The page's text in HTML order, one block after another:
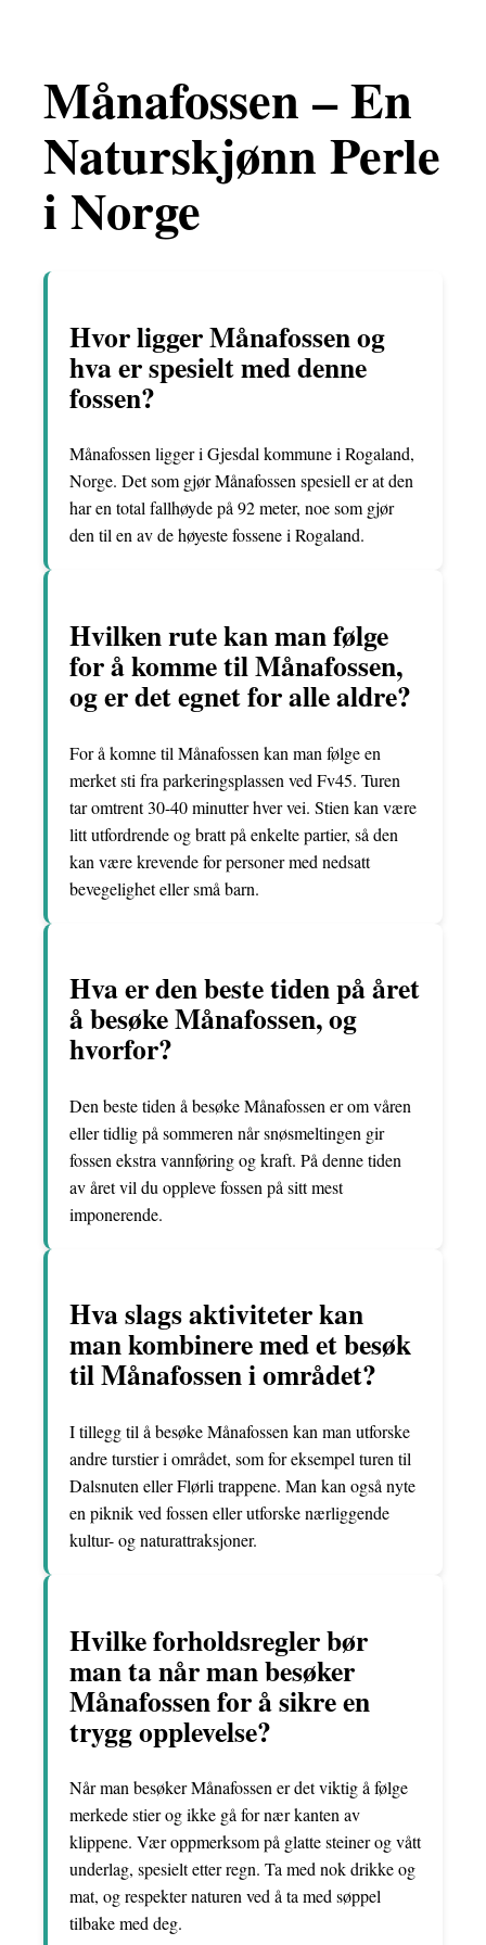
Månafossen – En
Naturskjønn Perle
i Norge
Hvor ligger Månafossen og
hva er spesielt med denne
fossen?
Månafossen ligger i Gjesdal kommune i Rogaland,
Norge. Det som gjør Månafossen spesiell er at den
har en total fallhøyde på 92 meter, noe som gjør
den til en av de høyeste fossene i Rogaland.
Hvilken rute kan man følge
for å komme til Månafossen,
og er det egnet for alle aldre?
For å komne til Månafossen kan man følge en
merket sti fra parkeringsplassen ved Fv45. Turen
tar omtrent 30-40 minutter hver vei. Stien kan være
litt utfordrende og bratt på enkelte partier, så den
kan være krevende for personer med nedsatt
bevegelighet eller små barn.
Hva er den beste tiden på året
å besøke Månafossen, og
hvorfor?
Den beste tiden å besøke Månafossen er om våren
eller tidlig på sommeren når snøsmeltingen gir
fossen ekstra vannføring og kraft. På denne tiden
av året vil du oppleve fossen på sitt mest
imponerende.
Hva slags aktiviteter kan
man kombinere med et besøk
til Månafossen i området?
I tillegg til å besøke Månafossen kan man utforske
andre turstier i området, som for eksempel turen til
Dalsnuten eller Flørli trappene. Man kan også nyte
en piknik ved fossen eller utforske nærliggende
kultur- og naturattraksjoner.
Hvilke forholdsregler bør
man ta når man besøker
Månafossen for å sikre en
trygg opplevelse?
Når man besøker Månafossen er det viktig å følge
merkede stier og ikke gå for nær kanten av
klippene. Vær oppmerksom på glatte steiner og vått
underlag, spesielt etter regn. Ta med nok drikke og
mat, og respekter naturen ved å ta med søppel
tilbake med deg.